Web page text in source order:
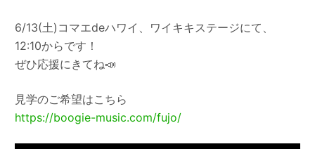
6/13(土)コマエdeハワイ、ワイキキステージにて、
12:10からです！
ぜひ応援にきてね📣
見学のご希望はこちら
https://boogie-music.com/fujo/